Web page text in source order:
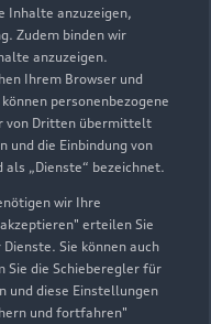
Inhalte anzuzeigen,
Zudem binden wir
anzuzeigen.
Ihrem Browser und
personenbezogene
von Dritten übermittelt
und die Einbindung von
„Dienste“ bezeichnet.
wir Ihre
erteilen Sie
Sie können auch
Sie die Schieberegler für
und diese Einstellungen
und fortfahren"